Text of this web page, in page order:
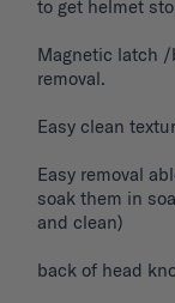
to get helmet
Magnetic latch /
removal.
Easy clean
Easy removal
soak them in
and clean)
back of head